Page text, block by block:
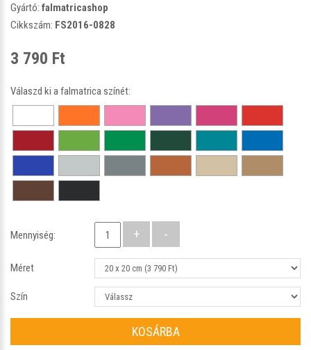
Gyártó: falmatricashop
Cikkszám: FS2016-0828
3 790 Ft
Válaszd ki a falmatrica színét:
Mennyiség:
Méret
Szín
KOSÁRBA